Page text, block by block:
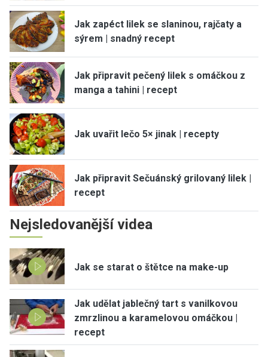
Jak zapéct lilek se slaninou, rajčaty a
sýrem | snadný recept
Jak připravit pečený lilek s omáčkou z
manga a tahini | recept
Jak uvařit lečo 5× jinak | recepty
Jak připravit Sečuánský grilovaný lilek |
recept
Nejsledovanější videa
Jak se starat o štětce na make-up
Jak udělat jablečný tart s vanilkovou
zmrzlinou a karamelovou omáčkou |
recept